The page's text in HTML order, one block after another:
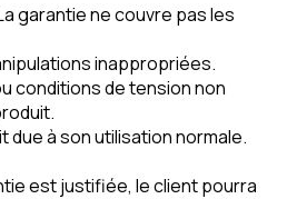
garantie ne couvre pas les
inappropriées.
conditions de tension non
due à son utilisation normale.
est justifiée, le client pourra